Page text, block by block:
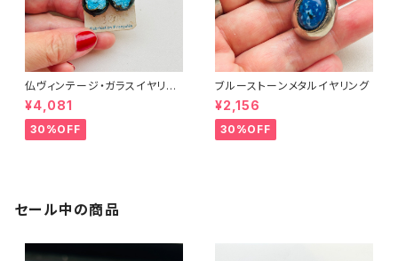
仏ヴィンテージ・ガラスイヤリン
グ（ブルー丸型）
¥4,081
30%OFF
ブルーストーンメタルイヤリング
¥2,156
30%OFF
セール中の商品